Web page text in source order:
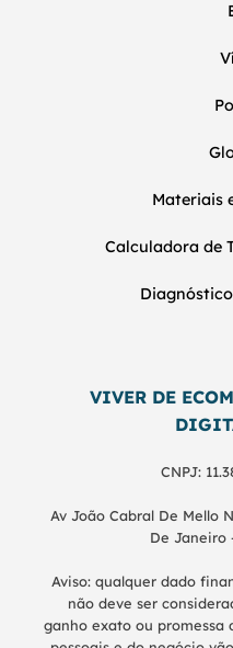
Materiais
Calculadora de
VIVER DE
CNPJ:
Av João Cabral De Mello
De Janeiro
Aviso: qualquer dado
não deve ser
ganho exato ou promessa